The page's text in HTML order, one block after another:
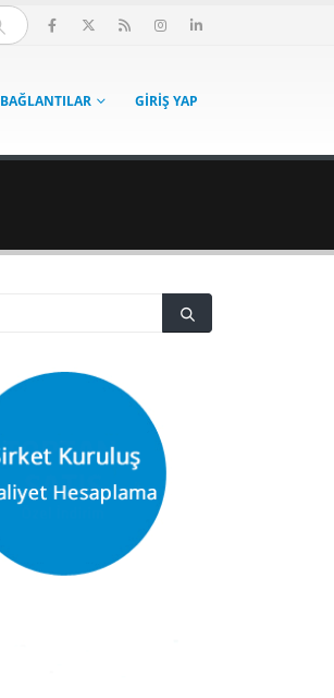
BAĞLANTILAR GIRIŞ YAP